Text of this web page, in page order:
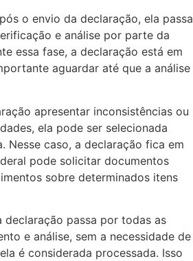
o envio da declaração, ela passa
e análise por parte da
essa fase, a declaração está em
aguardar até que a análise
apresentar inconsistências ou
ela pode ser selecionada
Nesse caso, a declaração fica em
pode solicitar documentos
sobre determinados itens
declaração passa por todas as
e análise, sem a necessidade de
é considerada processada. Isso